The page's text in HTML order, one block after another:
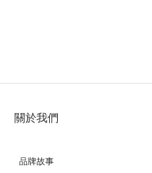
關於我們
品牌故事